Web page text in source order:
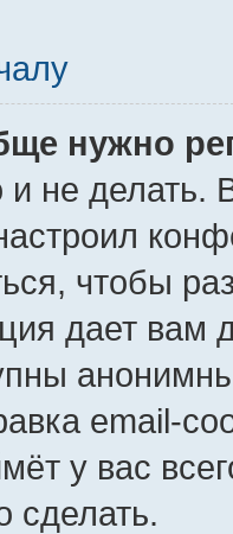
нужно
не делать.
чтобы
дает вам
email-
у вас
сделать.